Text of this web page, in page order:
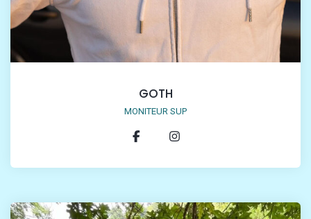
GOTH
MONITEUR SUP